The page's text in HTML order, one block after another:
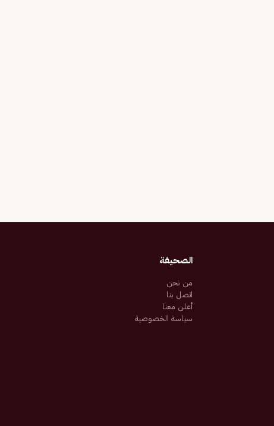
الصحيفة
من نحن
اتصل بنا
أعلن معنا
سياسة الخصوصية